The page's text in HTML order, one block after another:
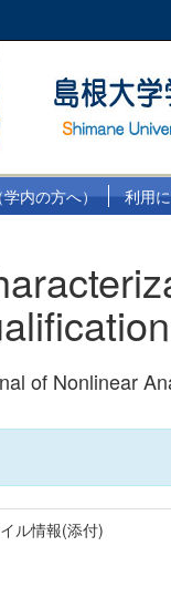
内の方へ） 利用
of Nonlinear
ル情報(添付)